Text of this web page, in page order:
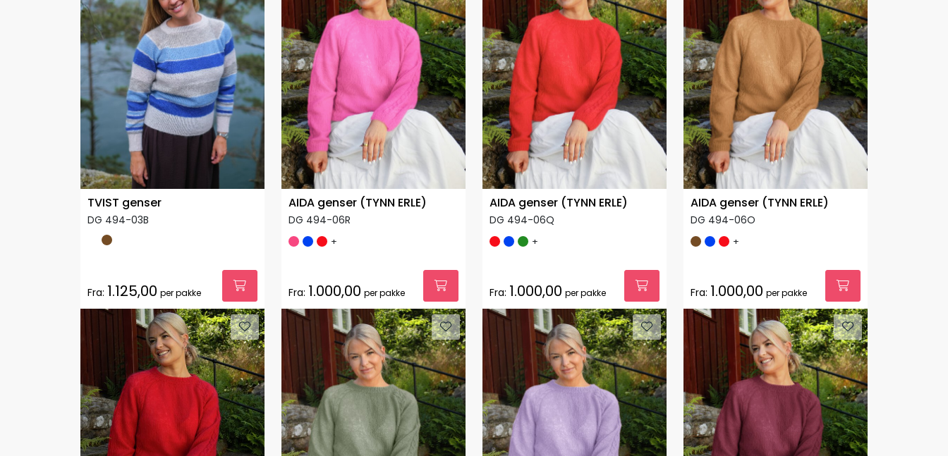
TVIST genser
DG 494-03B
Fra: 1.125,00 per pakke
AIDA genser (TYNN ERLE)
DG 494-06R
+
Fra: 1.000,00 per pakke
AIDA genser (TYNN ERLE)
DG 494-06Q
+
Fra: 1.000,00 per pakke
AIDA genser (TYNN ERLE)
DG 494-06O
+
Fra: 1.000,00 per pakke